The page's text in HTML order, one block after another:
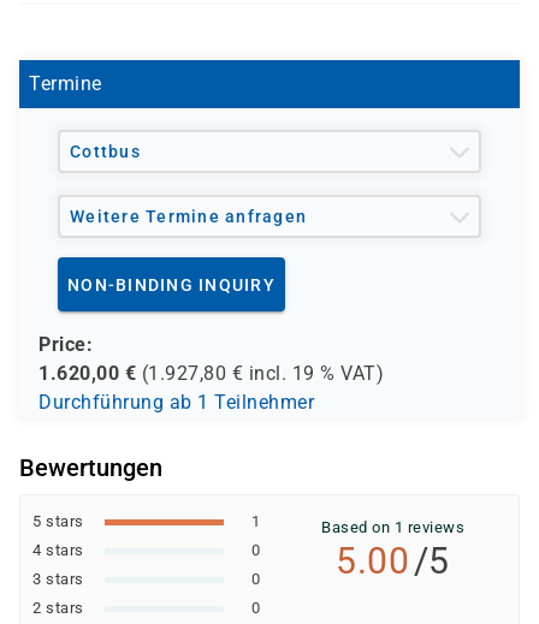
- regionale Einrichtungen
und andere Träger möglich
Termine
Cottbus
Weitere Termine anfragen
NON-BINDING INQUIRY
Price:
1.620,00 € (1.927,80 € incl. 19 % VAT)
Durchführung ab 1 Teilnehmer
Bewertungen
5 stars
1
4 stars
0
3 stars
0
2 stars
0
Based on 1 reviews
5.00/5